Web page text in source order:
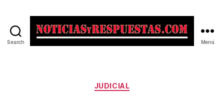
Search Menú
Categorías
JUDICIAL